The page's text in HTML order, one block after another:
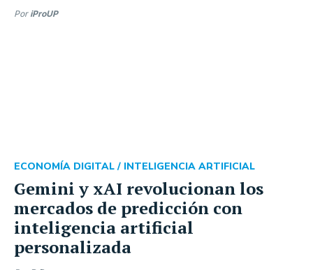
Por iProUP
Gemini y xAI revolucionan los
mercados de predicción con
inteligencia artificial
personalizada
ECONOMÍA DIGITAL / INTELIGENCIA ARTIFICIAL